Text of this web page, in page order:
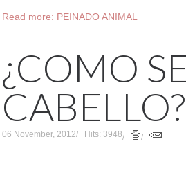
Read more: PEINADO ANIMAL
¿COMO
CABELLO?
06 November, 2012 Hits: 3948